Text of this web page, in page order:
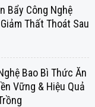
Bẩy Công Nghệ
Thất Thoát Sau
Bao Bì Thức Ăn
Vững & Hiệu Quả